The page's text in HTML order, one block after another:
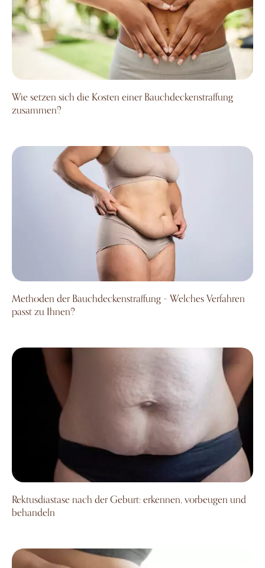
Wie setzen sich die Kosten einer Bauchdecken­­­straffung
zusammen?
Methoden der Bauchdeckenstraffung – Welches
Methoden der Bauchdeckenstraffung – Welches Verfahren
passt zu Ihnen?
Rektusdiastase nach der Geburt: erkennen, vorbeugen
Rektusdiastase nach der Geburt: erkennen, vorbeugen und
behandeln
Hängebauch nach Schwangerschaft? Was Sie tun